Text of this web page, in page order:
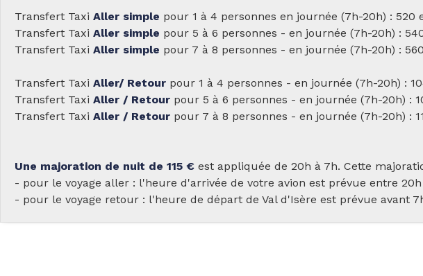
Transfert Taxi Aller simple pour 1 à 4 personnes en journée (7h-20h) : 520
Transfert Taxi Aller simple pour 5 à 6 personnes - en journée (7h-20h) :
Transfert Taxi Aller simple pour 7 à 8 personnes - en journée (7h-20h) :
Transfert Taxi Aller/ Retour pour 1 à 4 personnes - en journée (7h-20h) :
Transfert Taxi Aller / Retour pour 5 à 6 personnes - en journée (7h-20h) :
Transfert Taxi Aller / Retour pour 7 à 8 personnes - en journée (7h-20h) :
Une majoration de nuit de 115 € est appliquée de 20h à 7h. Cette
- pour le voyage aller : l'heure d'arrivée de votre avion est prévue entre
- pour le voyage retour : l'heure de départ de Val d'Isère est prévue avant